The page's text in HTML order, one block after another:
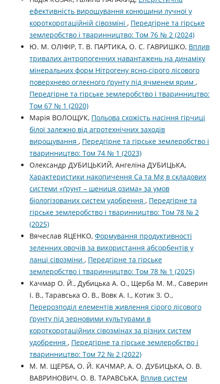
ефективність вирощування конюшини лучної у
короткоротаційній сівозміні , Передгірне та гірське
землеробство і тваринництво: Том 76 № 2 (2024)
Ю. М. ОЛІФІР, Т. В. ПАРТИКА, О. С. ГАВРИШКО, Вплив
тривалих антропогенних навантажень на динаміку
мінеральних форм Нітрогену ясно-сірого лісового
поверхнево оглеєного ґрунту під ячменем ярим ,
Передгірне та гірське землеробство і тваринництво:
Том 67 № 1 (2020)
Марія ВОЛОЩУК, Польова схожість насіння гірчиці
білої залежно від агротехнічних заходів
вирощування , Передгірне та гірське землеробство і
тваринництво: Том 74 № 1 (2023)
Олександр ДУБИЦЬКИЙ, Ангеліна ДУБИЦЬКА,
Характеристики накопичення Сa та Мg в складових
системи «ґрунт – шениця озима» за умов
біологізованих систем удобрення , Передгірне та
гірське землеробство і тваринництво: Том 78 № 2
(2025)
Вячеслав ЯЦЕНКО, Формування продуктивності
зеленних овочів за використання абсорбентів у
ланці сівозміни , Передгірне та гірське
землеробство і тваринництво: Том 78 № 1 (2025)
Качмар О. Й., Дубицька А. О., Щерба М. М., Саверин
І. В., Таравська О. В., Вовк А. І., Котик З. О.,
Перерозподіл елементів живлення сірого лісового
ґрунту під зерновими культурами в
короткоротаційних сівозмінах за різних систем
удобрення , Передгірне та гірське землеробство і
тваринництво: Том 72 № 2 (2022)
М. М. ЩЕРБА, О. Й. КАЧМАР, А. О. ДУБИЦЬКА, О. В.
ВАВРИНОВИЧ, О. В. ТАРАВСЬКА, Вплив систем